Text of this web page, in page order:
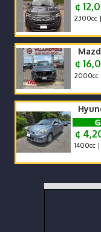
¢
2300cc
Un
¢
2000cc
¢
1400cc